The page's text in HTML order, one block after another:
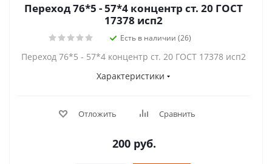
Переход 76*5 - 57*4 концентр ст. 20 ГОСТ
17378 исп2
Есть в наличии (26)
Переход 76*5 - 57*4 концентр ст. 20 ГОСТ 17378 исп2
Характеристики
Отложить Сравнить
200руб.